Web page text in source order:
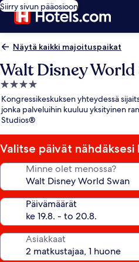
Siirry sivun pääosioon
Näytä kaikki majoituspaikat
Walt Disney World
4.0
tähden
majoituspaikka
Kongressikeskuksen yhteydessä
jonka palveluihin kuuluu yksityinen
Studios®
Valitse päivät nähdäksesi
Minne olet menossa?
Päivämäärät
Asiakkaat